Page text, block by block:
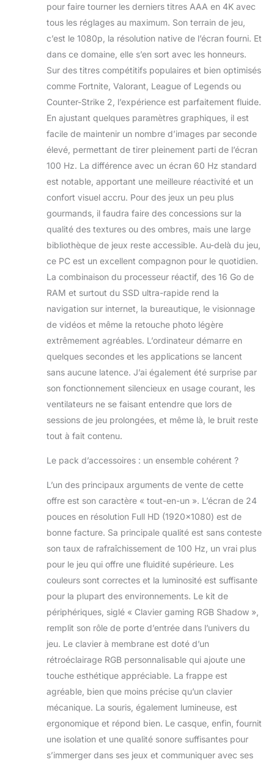
pour faire tourner les derniers titres AAA en 4K avec
tous les réglages au maximum. Son terrain de jeu,
c’est le 1080p, la résolution native de l’écran fourni. Et
dans ce domaine, elle s’en sort avec les honneurs.
Sur des titres compétitifs populaires et bien optimisés
comme Fortnite, Valorant, League of Legends ou
Counter-Strike 2, l’expérience est parfaitement fluide.
En ajustant quelques paramètres graphiques, il est
facile de maintenir un nombre d’images par seconde
élevé, permettant de tirer pleinement parti de l’écran
100 Hz. La différence avec un écran 60 Hz standard
est notable, apportant une meilleure réactivité et un
confort visuel accru. Pour des jeux un peu plus
gourmands, il faudra faire des concessions sur la
qualité des textures ou des ombres, mais une large
bibliothèque de jeux reste accessible. Au-delà du jeu,
ce PC est un excellent compagnon pour le quotidien.
La combinaison du processeur réactif, des 16 Go de
RAM et surtout du SSD ultra-rapide rend la
navigation sur internet, la bureautique, le visionnage
de vidéos et même la retouche photo légère
extrêmement agréables. L’ordinateur démarre en
quelques secondes et les applications se lancent
sans aucune latence. J’ai également été surprise par
son fonctionnement silencieux en usage courant, les
ventilateurs ne se faisant entendre que lors de
sessions de jeu prolongées, et même là, le bruit reste
tout à fait contenu.
Le pack d’accessoires : un ensemble cohérent ?
L’un des principaux arguments de vente de cette
offre est son caractère « tout-en-un ». L’écran de 24
pouces en résolution Full HD (1920×1080) est de
bonne facture. Sa principale qualité est sans conteste
son taux de rafraîchissement de 100 Hz, un vrai plus
pour le jeu qui offre une fluidité supérieure. Les
couleurs sont correctes et la luminosité est suffisante
pour la plupart des environnements. Le kit de
périphériques, siglé « Clavier gaming RGB Shadow »,
remplit son rôle de porte d’entrée dans l’univers du
jeu. Le clavier à membrane est doté d’un
rétroéclairage RGB personnalisable qui ajoute une
touche esthétique appréciable. La frappe est
agréable, bien que moins précise qu’un clavier
mécanique. La souris, également lumineuse, est
ergonomique et répond bien. Le casque, enfin, fournit
une isolation et une qualité sonore suffisantes pour
s’immerger dans ses jeux et communiquer avec ses